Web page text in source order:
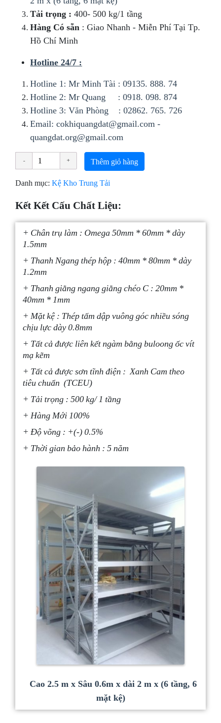
Tải trọng : 400- 500 kg/1 tầng
Hàng Có sẵn : Giao Nhanh - Miễn Phí Tại Tp.
Hồ Chí Minh
Hotline 24/7 :
Hotline 1: Mr Minh Tài : 09135. 888. 74
Hotline 2: Mr Quang : 0918. 098. 874
Hotline 3: Văn Phòng : 02862. 765. 726
Email:cokhiquangdat@gmail.com -
quangdat.org@gmail.com
Thêm giỏ hàng
Danh mục:Kệ Kho Trung Tải
Kết Kết Cấu Chất Liệu:
+ Chân trụ làm : Omega 50mm * 60mm * dày
1.5mm
+ Thanh Ngang thép hộp : 40mm * 80mm * dày
1.2mm
+ Thanh giằng ngang giằng chéo C : 20mm *
40mm * 1mm
+ Mặt kệ : Thép tấm dập vuông góc nhiều sóng
chịu lực dày 0.8mm
+ Tất cả được liên kết ngàm bằng buloong ốc vít
mạ kẽm
+ Tất cả được sơn tĩnh điện : Xanh Cam theo
tiêu chuẩn (TCEU)
+ Tải trọng : 500 kg/ 1 tầng
+ Hàng Mới 100%
+ Độ võng : +(-) 0.5%
+ Thời gian bảo hành : 5 năm
Cao 2.5 m x Sâu 0.6m x dài 2 m x (6 tầng, 6
mặt kệ)